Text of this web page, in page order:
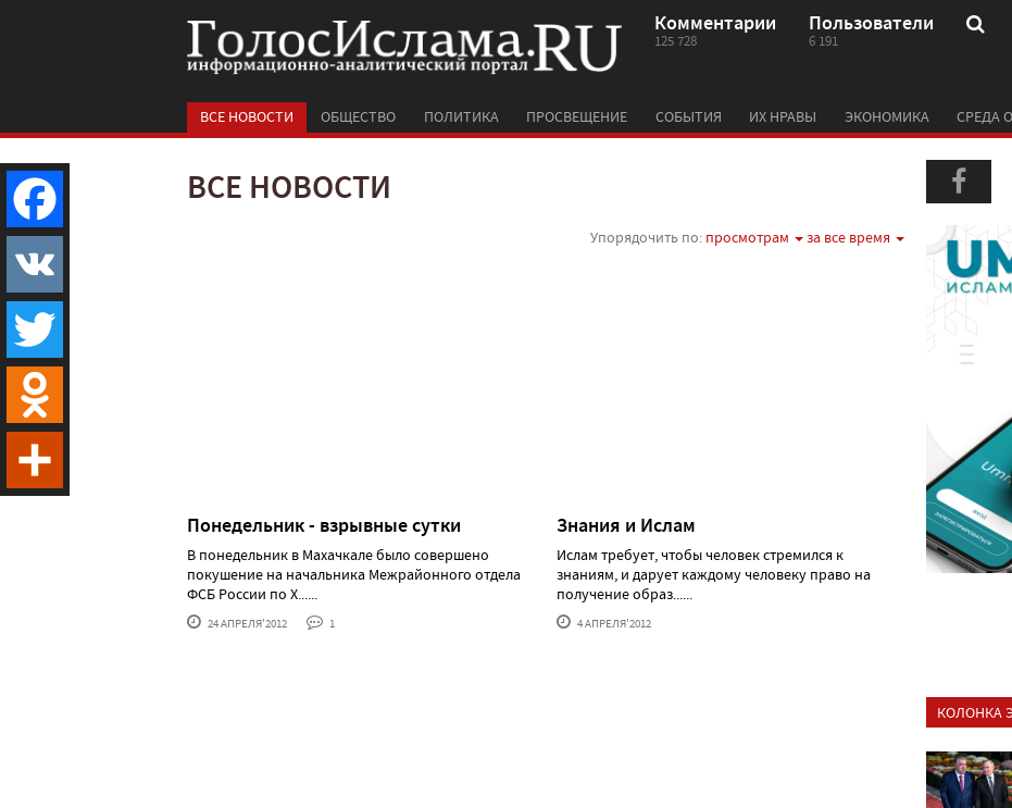
Комментарии
125 728
Пользователи
6 191
ВСЕ НОВОСТИ ОБЩЕСТВО ПОЛИТИКА ПРОСВЕЩЕНИЕ СОБЫТИЯ ИХ НРАВЫ ЭКОНОМИКА СРЕДА
ВСЕ НОВОСТИ
Упорядочить по: просмотрам за все время
Понедельник - взрывные сутки
В понедельник в Махачкале было совершено
покушение на начальника Межрайонного отдела
ФСБ России по Х......
24 АПРЕЛЯ'2012 1
Знания и Ислам
Ислам требует, чтобы человек стремился к
знаниям, и дарует каждому человеку право на
получение образ......
4 АПРЕЛЯ'2012
КОЛОНКА
Facebook
VK
Twitter
Odnoklassniki